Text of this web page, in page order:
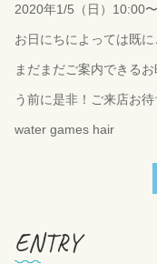
2020年1/5（日）10:00
お日にちによっては既
まだまだご案内できる
う前に是非！ご来店お
water games hair
ENTRY